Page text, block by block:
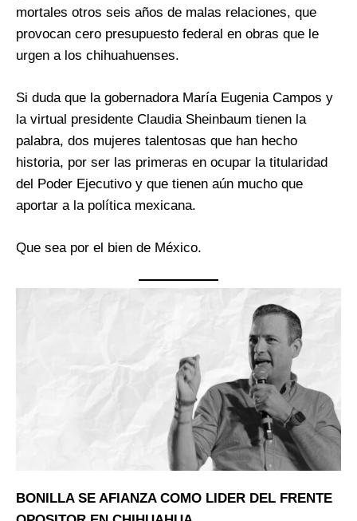
mortales otros seis años de malas relaciones, que
provocan cero presupuesto federal en obras que le
urgen a los chihuahuenses.
Si duda que la gobernadora María Eugenia Campos y
la virtual presidente Claudia Sheinbaum tienen la
palabra, dos mujeres talentosas que han hecho
historia, por ser las primeras en ocupar la titularidad
del Poder Ejecutivo y que tienen aún mucho que
aportar a la política mexicana.
Que sea por el bien de México.
BONILLA SE AFIANZA COMO LIDER DEL FRENTE